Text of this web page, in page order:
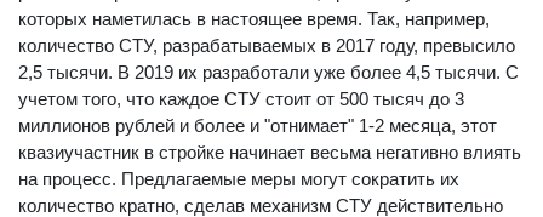
различные расчетные обоснования, практика увеличения
которых наметилась в настоящее время. Так, например,
количество СТУ, разрабатываемых в 2017 году, превысило
2,5 тысячи. В 2019 их разработали уже более 4,5 тысячи. С
учетом того, что каждое СТУ стоит от 500 тысяч до 3
миллионов рублей и более и "отнимает" 1-2 месяца, этот
квазиучастник в стройке начинает весьма негативно влиять
на процесс. Предлагаемые меры могут сократить их